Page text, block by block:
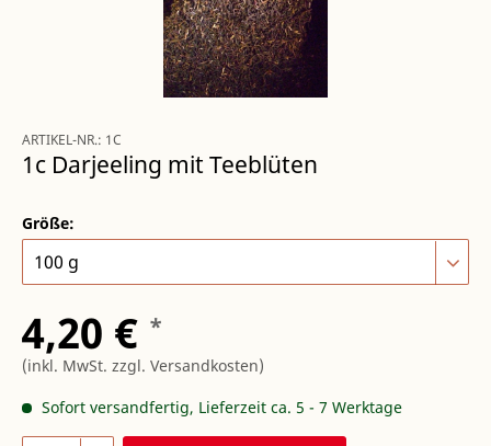
ARTIKEL-NR.: 1C
1c Darjeeling mit Teeblüten
Größe:
4,20 € *
(inkl. MwSt. zzgl. Versandkosten)
Sofort versandfertig, Lieferzeit ca. 5 - 7 Werktage